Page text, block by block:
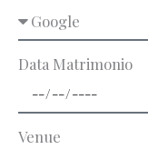
Data Matrimonio
Venue